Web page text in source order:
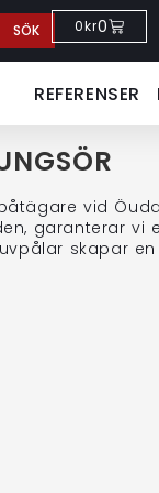
SÖK 0kr0
REFERENSER
vid
garanterar
skapar